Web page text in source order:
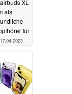
XL
als
für
17.04.2023